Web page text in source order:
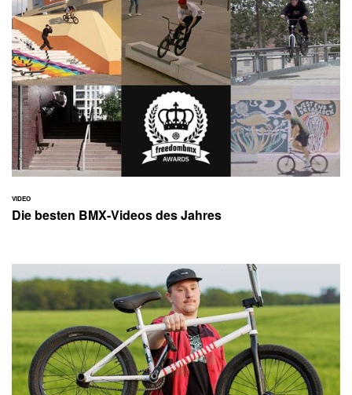
VIDEO
Die besten BMX-Videos des Jahres